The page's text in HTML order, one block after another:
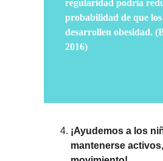
regularidad podría
probabilidad de que
desarrollen obesidad.
2016)
¡Ayudemos a los
mantenerse